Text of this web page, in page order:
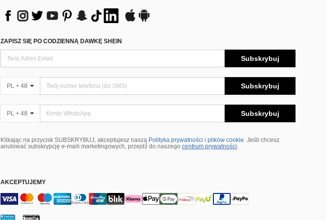
ZAPISZ SIĘ PO CODZIENNĄ DAWKĘ SHEIN
Subskrybuj
PL + 48 Subskrybuj
PL + 48 Subskrybuj
Klikając na przycisk SUBSKRYBUJ, akceptujesz naszą Polityka prywatności i plików cookie Jeśli chcesz
anulować subskrypcję e-maili marketingowych, przejdź do naszego centrum prywatności.
AKCEPTUJEMY